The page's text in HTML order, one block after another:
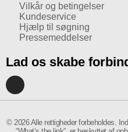
Vilkår og betingelser
Kundeservice
Hjælp til søgning
Pressemeddelser
Lad os skabe
I
s
g
© 2026 Alle rettigheder forbeholdes.